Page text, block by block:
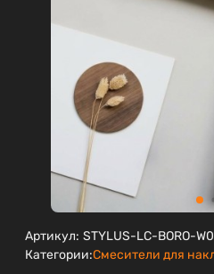
Артикул: STYLUS-LC-BORO-W0
Категории:Смесители для